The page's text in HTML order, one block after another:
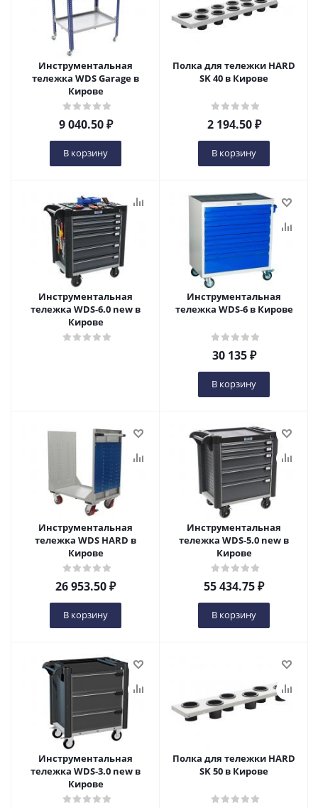
Инструментальная
тележка WDS Garage в
Кирове
9 040.50₽
В корзину
Полка для тележки HARD
SK 40 в Кирове
2 194.50₽
В корзину
Инструментальная
тележка WDS-6.0 new в
Кирове
Инструментальная
тележка WDS-6 в Кирове
30 135₽
В корзину
Инструментальная
тележка WDS HARD в
Кирове
26 953.50₽
В корзину
Инструментальная
тележка WDS-5.0 new в
Кирове
55 434.75₽
В корзину
Инструментальная
тележка WDS-3.0 new в
Кирове
Полка для тележки HARD
SK 50 в Кирове